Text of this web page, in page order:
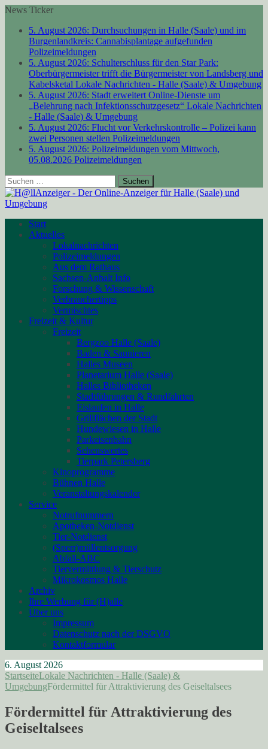
News Ticker
5. August 2026: Durchsuchungen in Halle (Saale) und im
Burgenlandkreis: Cannabisplantage aufgefunden
Polizeimeldungen
5. August 2026: Schulterschluss für den Star Park:
Oberbürgermeister trifft die Bürgermeister von Landsberg und
Kabelsketal Lokale Nachrichten - Halle (Saale) & Umgebung
5. August 2026: Stadt erweitert Online-Dienste um
„Belehrung nach Infektionsschutzgesetz“ Lokale Nachrichten
- Halle (Saale) & Umgebung
5. August 2026: Flucht vor Verkehrskontrolle – Polizei kann
zwei Personen stellen Polizeimeldungen
5. August 2026: Polizeimeldungen vom Mittwoch,
05.08.2026 Polizeimeldungen
Suchen
nach:
Start
Aktuelles
Lokalnachrichten
Polizeimeldungen
Aus dem Rathaus
Sachsen-Anhalt Info
Forschung & Wissenschaft
Verbrauchertipps
Vermischtes
Freizeit & Kultur
Freizeit
Bergzoo Halle (Saale)
Baden & Saunieren
Halles Museen
Planetarium Halle (Saale)
Halles Bibliotheken
Stadtführungen & Rundfahrten
Eislaufen in Halle
Grillflächen der Stadt
Hundewiesen in Halle
Parkeisenbahn
Sehenswertes
Tierpark Petersberg
Kinoprogramme
Bühnen Halle
Veranstaltungskalender
Service
Notrufnummern
Apotheken-Notdienst
Tier-Notdienst
(Sperr)müllentsorgung
Abfall-ABC
Tiervermittlung & Tierschutz
Mikrokosmos Halle
Archiv
Ihre Werbung für (H)alle
Über uns
Impressum
Datenschutz nach der DSGVO
Kontaktformular
6. August 2026
StartseiteLokale Nachrichten - Halle (Saale) &
UmgebungFördermittel für Attraktivierung des Geiseltalsees
Fördermittel für Attraktivierung des
Geiseltalsees